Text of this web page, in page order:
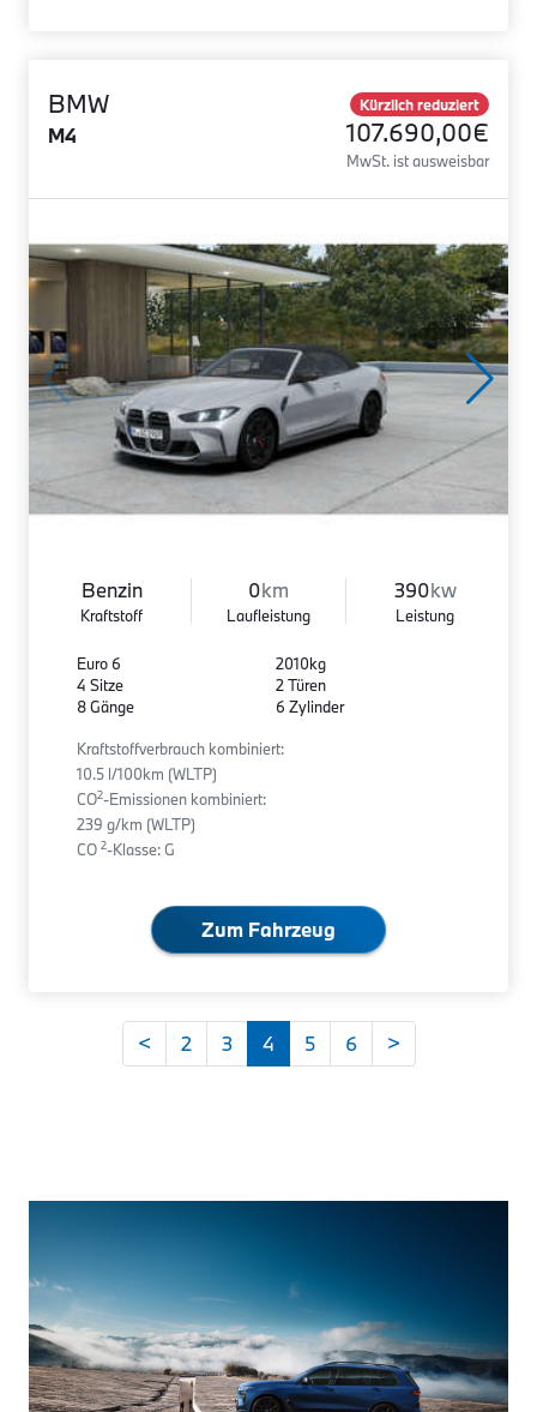
BMW
M4
Kürzlich reduziert
107.690,00€
MwSt. ist ausweisbar
Benzin
Kraftstoff
0km
Laufleistung
390kw
Leistung
Euro 6
4 Sitze
8 Gänge
2010kg
2 Türen
6 Zylinder
Kraftstoffverbrauch kombiniert:
10.5 l/100km (WLTP)
CO2-Emissionen kombiniert:
239 g/km (WLTP)
CO 2-Klasse: G
Zum Fahrzeug
< 2 3 4 5 6 >